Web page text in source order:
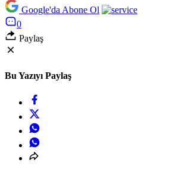
Google'da Abone Ol
0
Paylaş
Bu Yazıyı Paylaş